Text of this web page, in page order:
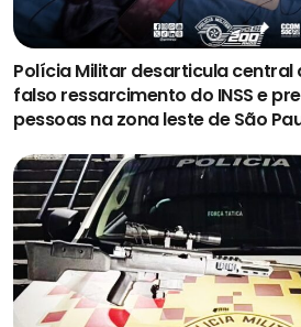
Polícia Militar desarticula central
falso ressarcimento do INSS e
pessoas na zona leste de São